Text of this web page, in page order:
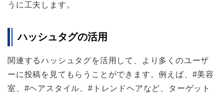
うに工夫します。
ハッシュタグの活用
関連するハッシュタグを活用して、より多くのユーザ
ーに投稿を見てもらうことができます。例えば、#美容
室、#ヘアスタイル、#トレンドヘアなど、ターゲット